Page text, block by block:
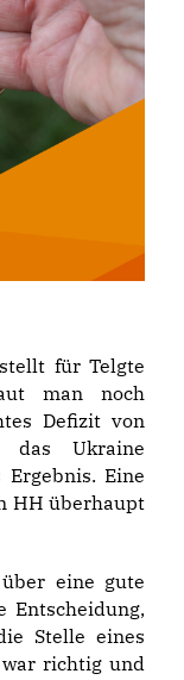
für Telgte
man noch
Defizit von
Ukraine
Ergebnis. Eine
HH überhaupt
eine gute
Entscheidung,
Stelle eines
war richtig und